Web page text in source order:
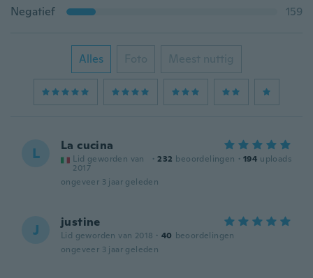
Negatief
159
Alles Foto Meest nuttig
L La cucina
Lid geworden van
2017
· 232 beoordelingen · 194 uploads
ongeveer 3 jaar geleden
J justine
Lid geworden van 2018 · 40 beoordelingen
ongeveer 3 jaar geleden